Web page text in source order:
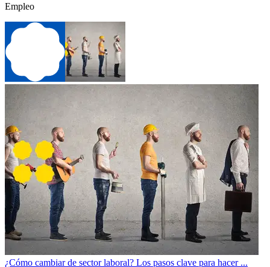
Empleo
¿Cómo cambiar de sector laboral? Los pasos clave para hacer ...